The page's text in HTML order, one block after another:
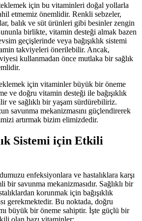
için bu vitaminleri doğal yollarla
etmemiz önemlidir. Renkli sebzeler,
balık ve süt ürünleri gibi besinler zengin
birlikte, vitamin desteği almak bazen
geçişlerinde veya bağışıklık sistemi
takviyeleri önerilebilir. Ancak,
kullanmadan önce mutlaka bir sağlık
için vitaminler büyük bir öneme
ve doğru vitamin desteği ile bağışıklık
ve sağlıklı bir yaşam sürdürebiliriz.
savunma mekanizmasını güçlendirerek
artırmak bizim elimizdedir.
Sistemi için Etkili
enfeksiyonlara ve hastalıklara karşı
savunma mekanizmasıdır. Sağlıklı bir
korunmak için bağışıklık
gerekmektedir. Bu noktada, doğru
büyük bir öneme sahiptir. İşte güçlü bir
olan bazı vitaminler: